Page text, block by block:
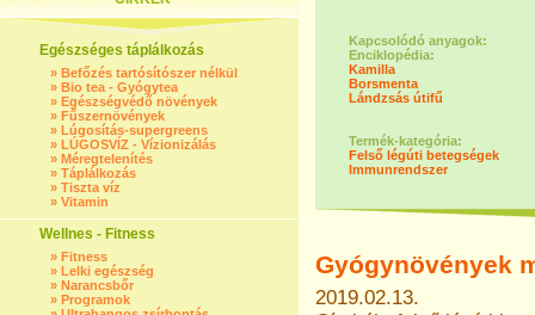
Egészséges táplálkozás
» Befőzés tartósítószer nélkül
» Bio tea - Gyógytea
» Egészségvédő növények
» Fűszernövények
» Lúgosítás-supergreens
» LÚGOSVÍZ - Vízionizálás
» Méregtelenítés
» Táplálkozás
» Tiszta víz
» Vitamin
Wellnes - Fitness
» Fitness
» Lelki egészség
» Narancsbőr
» Programok
Kapcsolódó anyagok:
Enciklopédia:
Kamilla
Borsmenta
Lándzsás útifű
Termék-kategória:
Felső légúti betegségek
Immunrendszer
Gyógynövények
2019.02.13.